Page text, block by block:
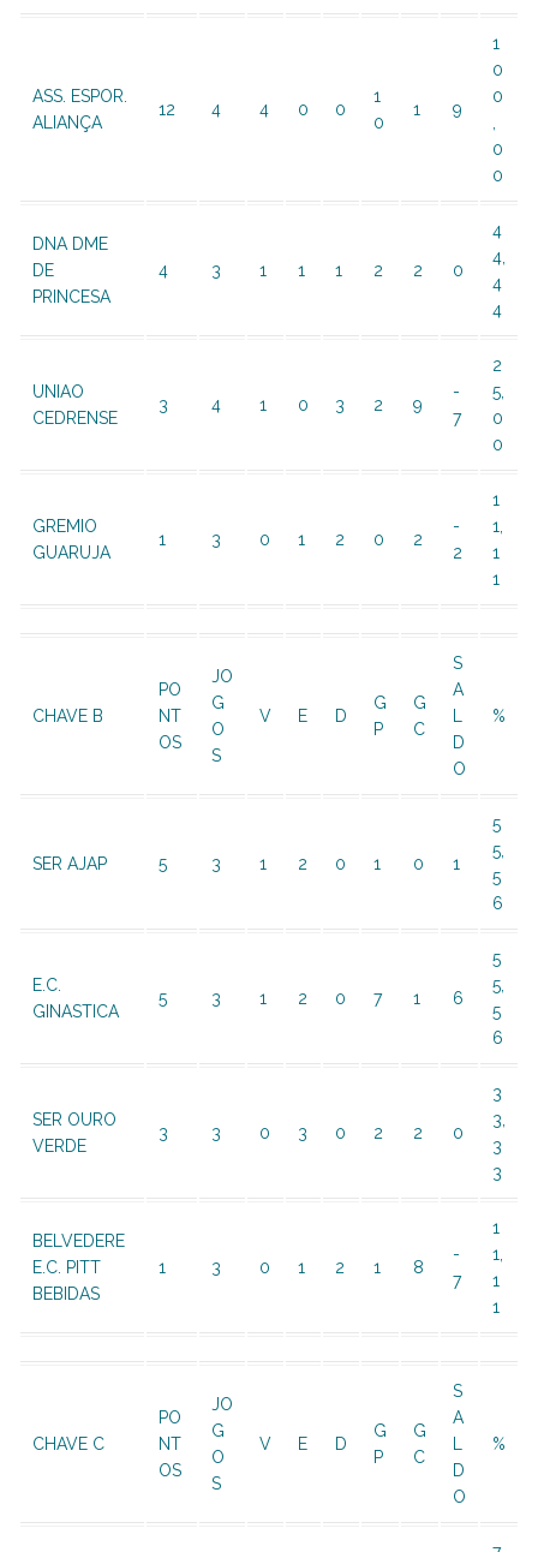
ASS. ESPOR.
ALIANÇA
12 4 4 0 0
1
0
1 9
1
0
0
,
0
0
DNA DME
DE
PRINCESA
4 3 1 1 1 2 2 0
4
4,
4
4
UNIAO
CEDRENSE
3 4 1 0 3 2 9
-
7
2
5,
0
0
GREMIO
GUARUJA
1 3 0 1 2 0 2
-
2
1
1,
1
1
CHAVE B
PO
NT
OS
JO
G
O
S
V E D
G
P
G
C
S
A
L
D
O
%
SER AJAP 5 3 1 2 0 1 0 1
5
5,
5
6
E.C.
GINASTICA
5 3 1 2 0 7 1 6
5
5,
5
6
SER OURO
VERDE
3 3 0 3 0 2 2 0
3
3,
3
3
BELVEDERE
E.C. PITT
BEBIDAS
1 3 0 1 2 1 8
-
7
1
1,
1
1
CHAVE C
PO
NT
OS
JO
G
O
S
V E D
G
P
G
C
S
A
L
D
O
%